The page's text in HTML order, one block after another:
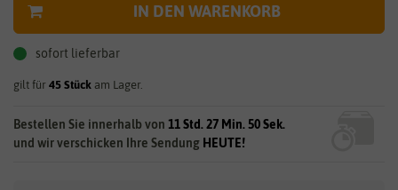
IN DEN WARENKORB
sofort lieferbar
gilt für 45 Stück am Lager.
Bestellen Sie innerhalb von 11 Std. 27 Min. 49 Sek.
und wir verschicken Ihre Sendung HEUTE!